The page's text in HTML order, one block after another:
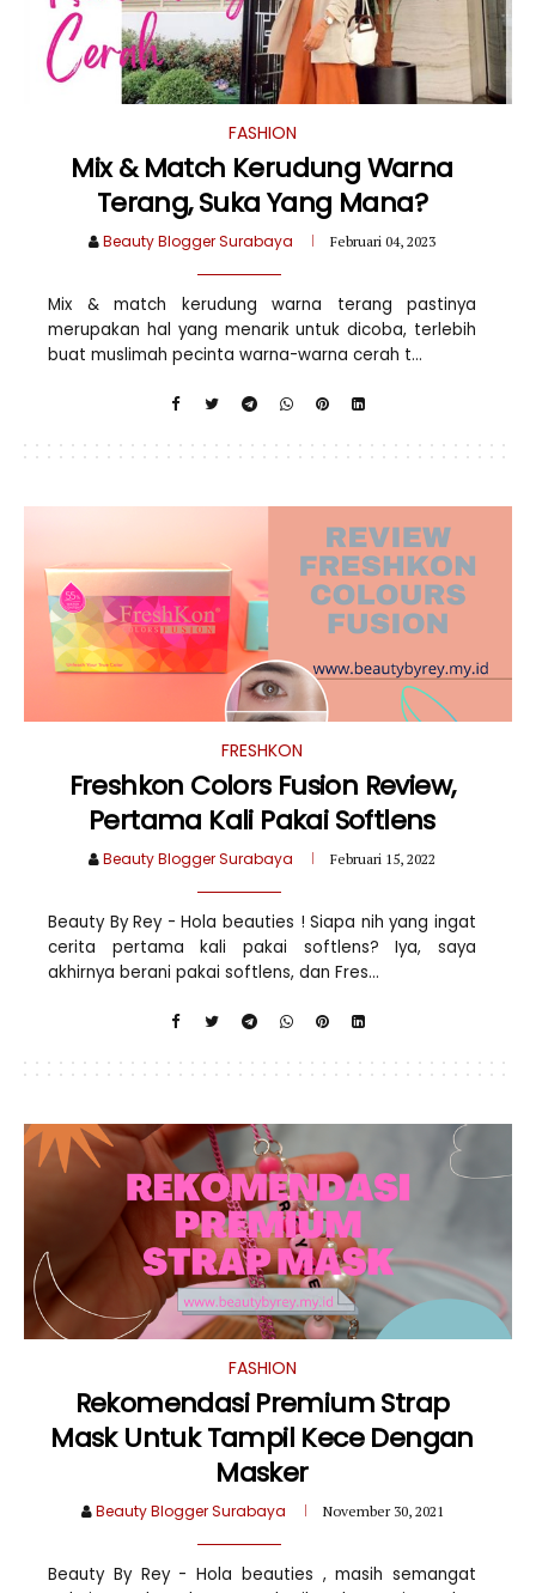
FASHION
Mix & Match Kerudung Warna
Terang, Suka Yang Mana?
Beauty Blogger Surabaya Februari 04, 2023
Mix & match kerudung warna terang pastinya
merupakan hal yang menarik untuk dicoba, terlebih
buat muslimah pecinta warna-warna cerah t...
FRESHKON
Freshkon Colors Fusion Review,
Pertama Kali Pakai Softlens
Beauty Blogger Surabaya Februari 15, 2022
Beauty By Rey - Hola beauties ! Siapa nih yang ingat
cerita pertama kali pakai softlens? Iya, saya
akhirnya berani pakai softlens, dan Fres...
FASHION
Rekomendasi Premium Strap
Mask Untuk Tampil Kece Dengan
Masker
Beauty Blogger Surabaya November 30, 2021
Beauty By Rey - Hola beauties , masih semangat